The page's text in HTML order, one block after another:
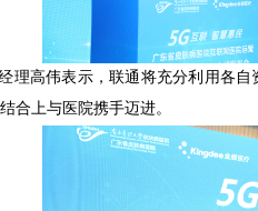
理高伟表示，联通将充分利用各
合上与医院携手迈进。